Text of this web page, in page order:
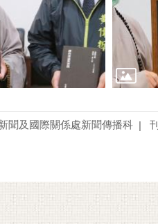
聞及國際關係處新聞傳播科